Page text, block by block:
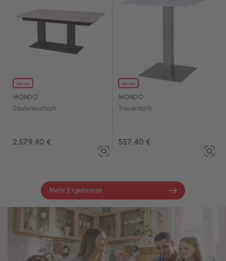
Aktion
MONDO
Säulenesstisch
2.579,40 €
Aktion
MONDO
Tresentisch
557,40 €
Mehr Ergebnisse